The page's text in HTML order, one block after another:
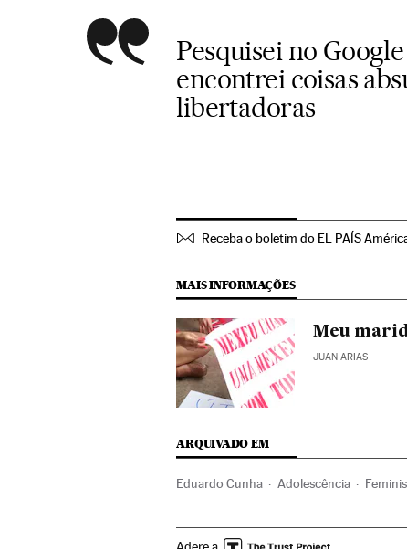
Pesquisei no
encontrei coisas
libertadoras
Receba o boletim do EL PAÍS
MAIS INFORMAÇÕES
Meu
JUAN ARIAS
ARQUIVADO EM
Eduardo Cunha Adolescência